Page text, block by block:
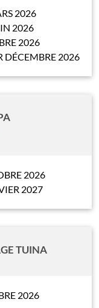
2026
2026
2026
DÉCEMBRE 2026
2026
2027
TUINA
2026